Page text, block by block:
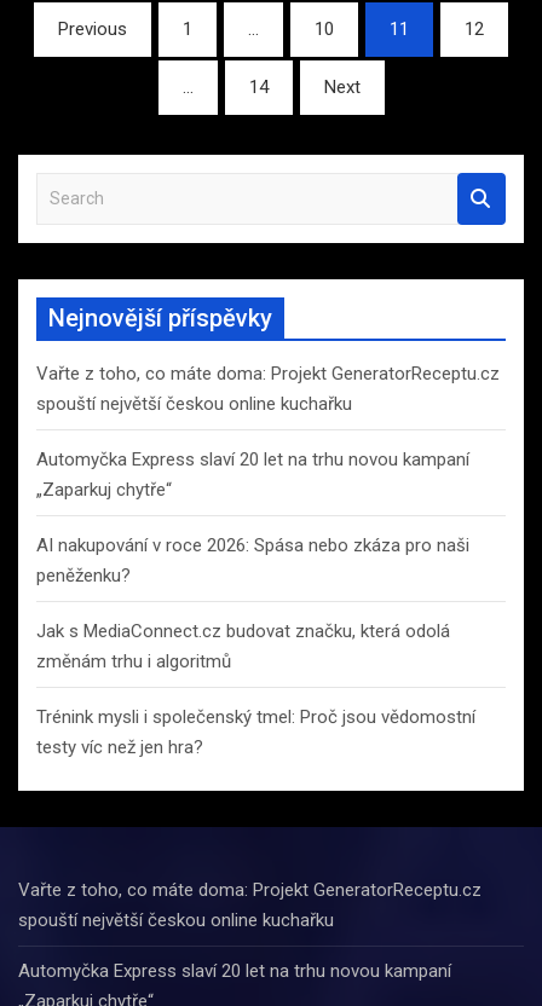
Stránkování
příspěvků
Previous 1 10 11 12
14 Next
a
r
h
Nejnovější příspěvky
Vařte z toho, co máte doma: Projekt GeneratorReceptu.cz
spouští největší českou online kuchařku
Automyčka Express slaví 20 let na trhu novou kampaní
„Zaparkuj chytře“
AI nakupování v roce 2026: Spása nebo zkáza pro naši
peněženku?
Jak s MediaConnect.cz budovat značku, která odolá
změnám trhu i algoritmů
Trénink mysli i společenský tmel: Proč jsou vědomostní
testy víc než jen hra?
Vařte z toho, co máte doma: Projekt GeneratorReceptu.cz
spouští největší českou online kuchařku
Automyčka Express slaví 20 let na trhu novou kampaní
„Zaparkuj chytře“